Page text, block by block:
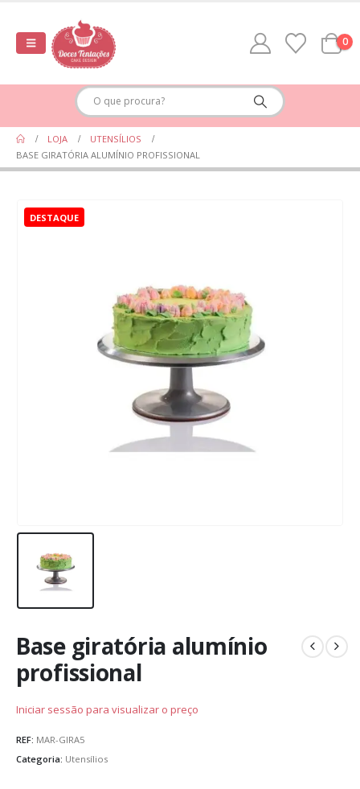
0
LOJA
UTENSÍLIOS
BASE GIRATÓRIA ALUMÍNIO PROFISSIONAL
DESTAQUE
Base giratória alumínio
profissional
Iniciar sessão para visualizar o preço
REF: MAR-GIRA5
Categoria: Utensílios